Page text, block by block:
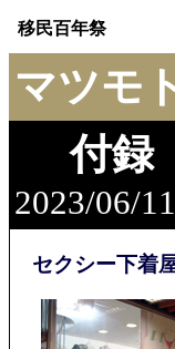
移民百年祭
マツモ
付録
2023/06/
セクシー下着